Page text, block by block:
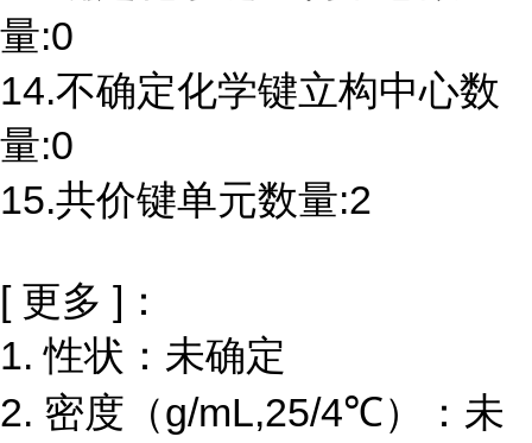
量:0
14.不确定化学键立构中心数
量:0
15.共价键单元数量:2
[ 更多 ]：
1. 性状：未确定
2. 密度（g/mL,25/4℃）：未